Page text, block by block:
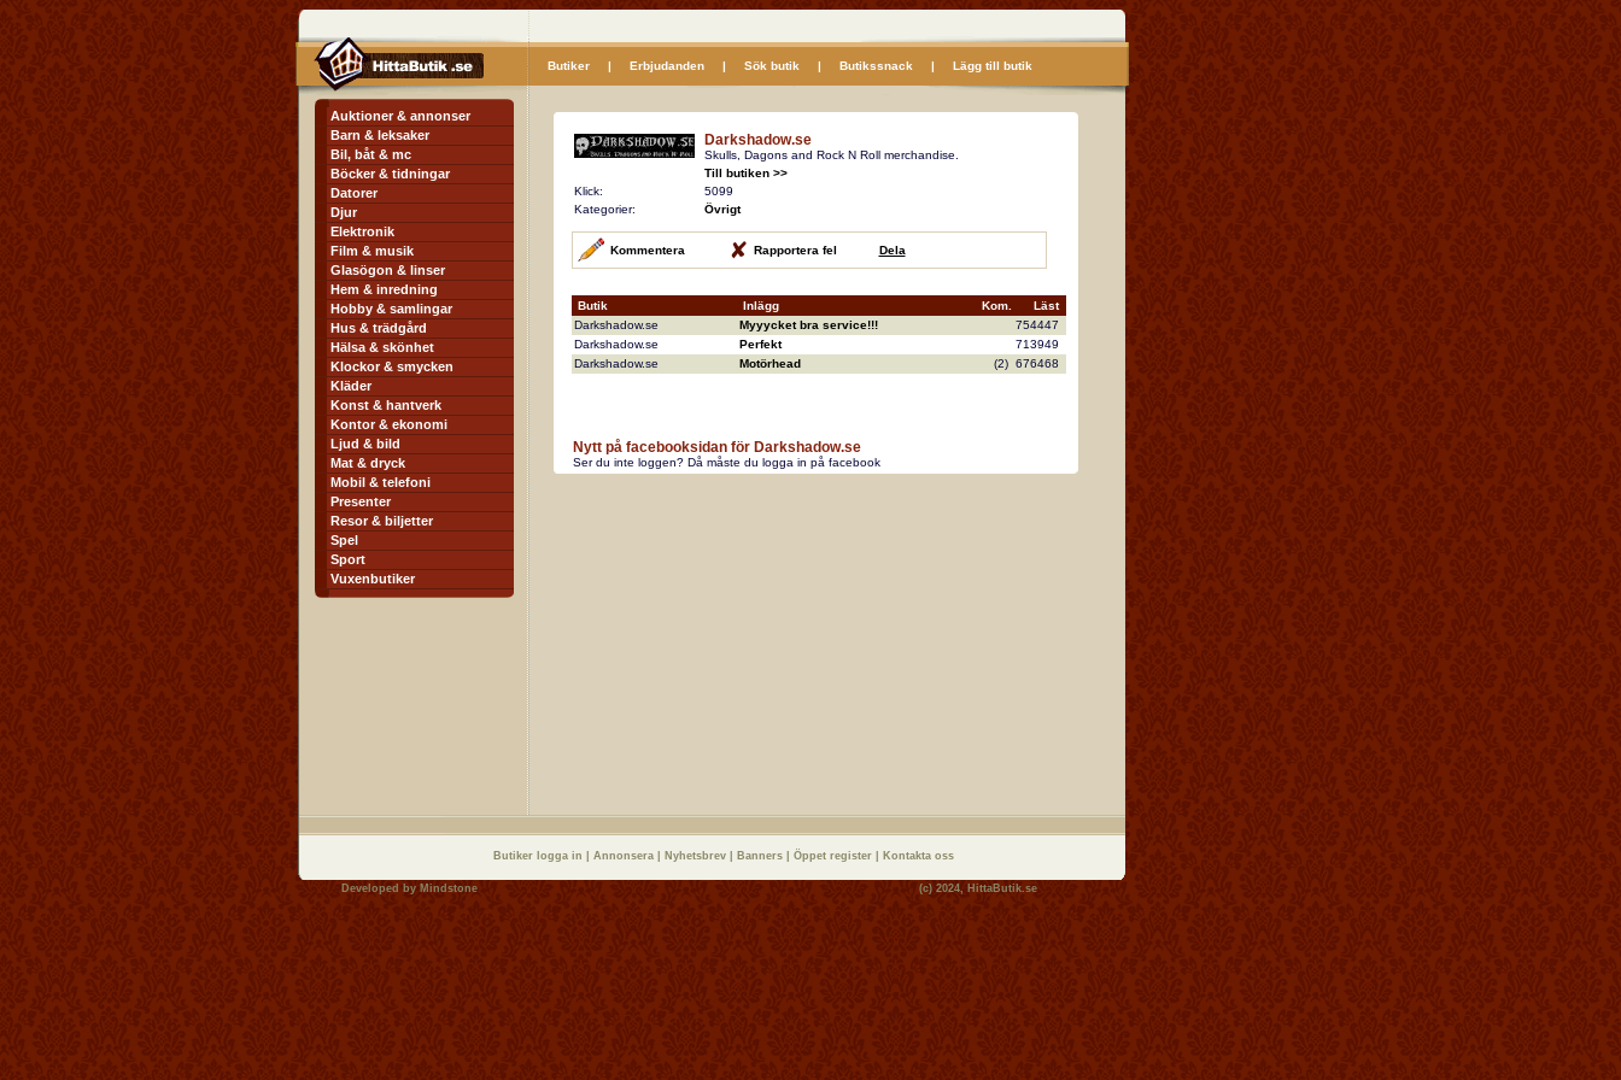
Butiker| Erbjudanden| Sök butik | Butikssnack | Lägg till butik
Auktioner & annonser
Barn & leksaker
Bil, båt & mc
Böcker & tidningar
Datorer
Djur
Elektronik
Film & musik
Glasögon & linser
Hem & inredning
Hobby & samlingar
Hus & trädgård
Hälsa & skönhet
Klockor & smycken
Kläder
Konst & hantverk
Kontor & ekonomi
Ljud & bild
Mat & dryck
Mobil & telefoni
Presenter
Resor & biljetter
Spel
Sport
Vuxenbutiker
Darkshadow.se
Skulls, Dagons and Rock N Roll merchandise.
Till butiken >>
Klick:
5099
Kategorier:
Övrigt
Kommentera Rapportera fel Dela
Butik Inlägg Kom.
Läst
Darkshadow.se
Myyycket bra service!!!
754447
Darkshadow.se
Perfekt
713949
Darkshadow.se
Motörhead (2) 676468
Nytt på facebooksidan för Darkshadow.se
Ser du inte loggen? Då måste du logga in på facebook
Butiker logga in Annonsera Nyhetsbrev Banners Öppet register Kontakta oss
Developed by Mindstone (c) 2024, HittaButik.se